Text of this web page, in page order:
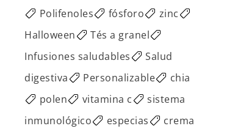
Polifenoles
fósforo
zinc
Halloween
Tés a granel
Infusiones saludables
Salud
digestiva
Personalizable
chia
polen
vitamina c
sistema
inmunológico
especias
crema